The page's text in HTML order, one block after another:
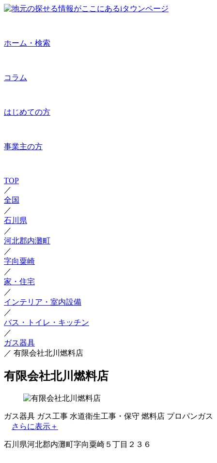
ホーム・検索
コラム
はじめての方
事業主の方
TOP
／
全国
／
石川県
／
河北郡内灘町
／
字向粟崎
／
家・住宅
／
インテリア・室内設備
／
バス・トイレ・キッチン
／
ガス器具
／ 有限会社北川燃料店
有限会社北川燃料店
ガス器具 ガス工事 水道衛生工事・保守 燃料店 プロパンガス
さらに表示＋
石川県河北郡内灘町字向粟崎５丁目２３６